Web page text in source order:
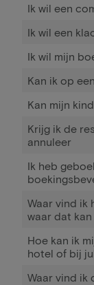
Ik wil een
Ik wil een
Ik wil mijn
Kan ik op
Kan mijn
Krijg ik de
annuleer
Ik heb
Waar vind ik
waar dat kan
Hoe kan ik
hotel of bij
Waar vind ik